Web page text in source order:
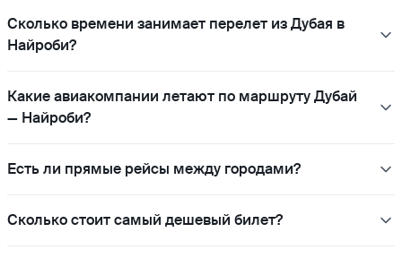
Сколько времени занимает перелет из Дубая в
Найроби?
Какие авиакомпании летают по маршруту Дубай
— Найроби?
Есть ли прямые рейсы между городами?
Сколько стоит самый дешевый билет?